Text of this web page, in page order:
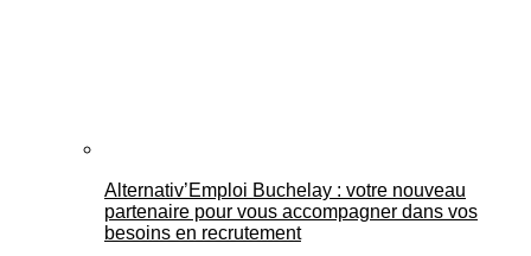
Alternativ’Emploi Buchelay : votre nouveau
partenaire pour vous accompagner dans vos
besoins en recrutement